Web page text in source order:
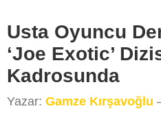
Usta Oyuncu
‘Joe Exotic’
Kadrosunda
Yazar: Gamze Kırşavoğlu
Eric